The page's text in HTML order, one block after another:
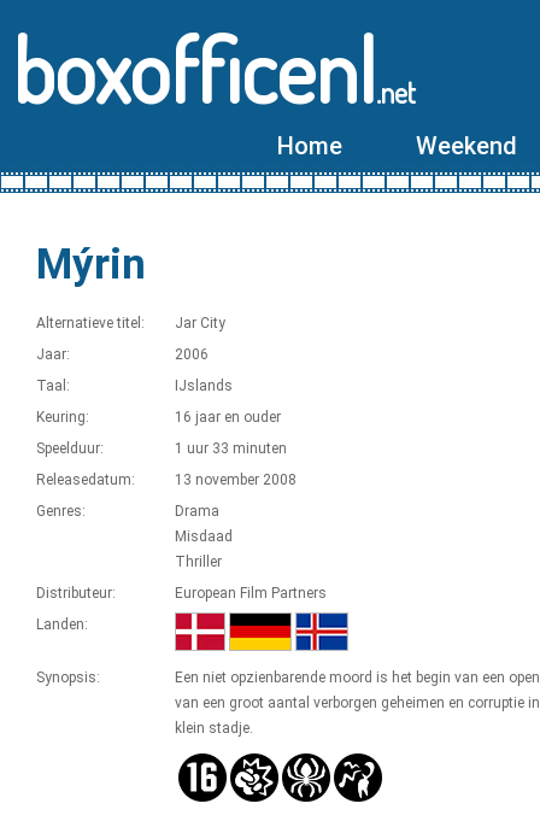
boxofficenl.net
Home Weekend
Mýrin
Alternatieve titel:
Jar City
Jaar:
2006
Taal:
IJslands
Keuring:
16 jaar en ouder
Speelduur:
1 uur 33 minuten
Releasedatum:
13 november 2008
Genres:
Drama
Misdaad
Thriller
Distributeur:
European Film Partners
Landen:
Synopsis:
Een niet opzienbarende moord is het begin van een
van een groot aantal verborgen geheimen en corruptie
klein stadje.